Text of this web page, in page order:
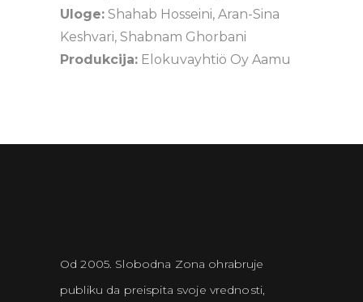
Uloge: Shahab Hosseini, Aran-Sina
Keshvari, Shabnam Ghorbani
Produkcija: Elokuvayhtiö Oy Aamu
Od 2005. Slobodna Zona ohrabruje
publiku da preispita svoje vrednosti,